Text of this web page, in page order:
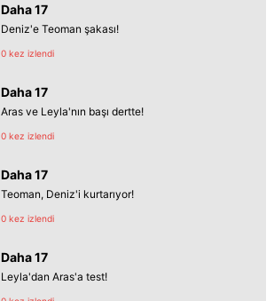
Daha 17
Deniz'e Teoman şakası!
0 kez izlendi
Daha 17
Aras ve Leyla'nın başı dertte!
0 kez izlendi
Daha 17
Teoman, Deniz'i kurtarıyor!
0 kez izlendi
Daha 17
Leyla'dan Aras'a test!